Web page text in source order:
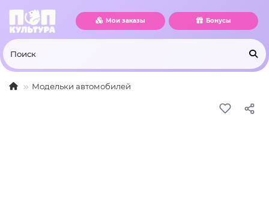
Мои заказы Бонусы
Модельки автомобилей